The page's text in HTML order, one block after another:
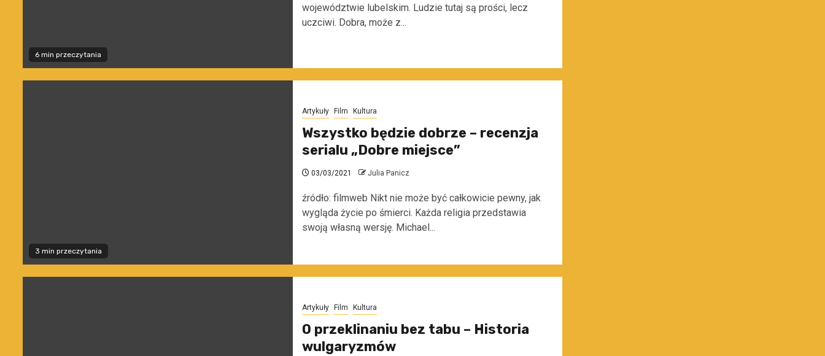
6 min przeczytania
województwie lubelskim. Ludzie tutaj są prości, lecz
uczciwi. Dobra, może z...
3 min przeczytania
Artykuły Film Kultura
Wszystko będzie dobrze – recenzja
serialu „Dobre miejsce”
03/03/2021 Julia Panicz
źródło: filmweb Nikt nie może być całkowicie pewny, jak
wygląda życie po śmierci. Każda religia przedstawia
swoją własną wersję. Michael...
Artykuły Film Kultura
O przeklinaniu bez tabu – Historia
wulgaryzmów